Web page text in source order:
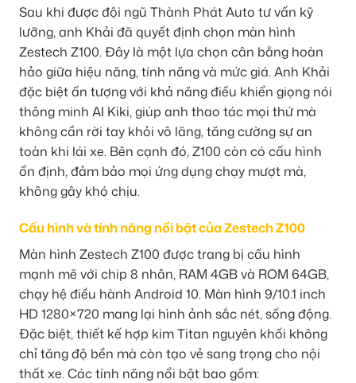
Sau khi được đội ngũ Thành Phát Auto tư vấn kỹ
lưỡng, anh Khải đã quyết định chọn màn hình
Zestech Z100. Đây là một lựa chọn cân bằng hoàn
hảo giữa hiệu năng, tính năng và mức giá. Anh Khải
đặc biệt ấn tượng với khả năng điều khiển giọng nói
thông minh AI Kiki, giúp anh thao tác mọi thứ mà
không cần rời tay khỏi vô lăng, tăng cường sự an
toàn khi lái xe. Bên cạnh đó, Z100 còn có cấu hình
ổn định, đảm bảo mọi ứng dụng chạy mượt mà,
không gây khó chịu.
Cấu hình và tính năng nổi bật của Zestech Z100
Màn hình Zestech Z100 được trang bị cấu hình
mạnh mẽ với chip 8 nhân, RAM 4GB và ROM 64GB,
chạy hệ điều hành Android 10. Màn hình 9/10.1 inch
HD 1280×720 mang lại hình ảnh sắc nét, sống động.
Đặc biệt, thiết kế hợp kim Titan nguyên khối không
chỉ tăng độ bền mà còn tạo vẻ sang trọng cho nội
thất xe. Các tính năng nổi bật bao gồm: